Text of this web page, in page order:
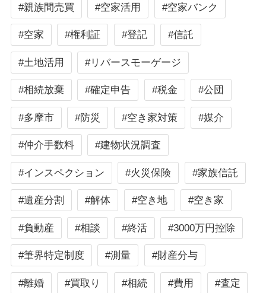
#親族間売買 #空家活用 #空家バンク
#空家 #権利証 #登記 #信託
#土地活用 #リバースモーゲージ
#相続放棄 #確定申告 #税金 #公団
#多摩市 #防災 #空き家対策 #媒介
#仲介手数料 #建物状況調査
#インスペクション #火災保険 #家族信託
#遺産分割 #解体 #空き地 #空き家
#負動産 #相談 #終活 #3000万円控除
#筆界特定制度 #測量 #財産分与
#離婚 #買取り #相続 #費用 #査定